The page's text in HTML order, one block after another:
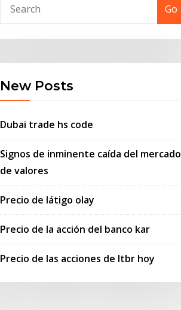
Go
New Posts
Dubai trade hs code
Signos de inminente caída del mercado
de valores
Precio de látigo olay
Precio de la acción del banco kar
Precio de las acciones de ltbr hoy